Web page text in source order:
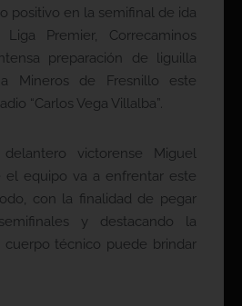
positivo en la semifinal de ida
Premier, Correcaminos
preparación de liguilla
Mineros de Fresnillo este
“Carlos Vega Villalba”.
victorense Miguel
el equipo va a enfrentar este
con la finalidad de pegar
y destacando la
técnico puede brindar